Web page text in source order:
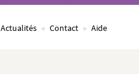
Actualités Contact Aide